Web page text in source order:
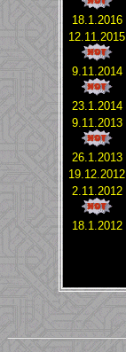
18.1.2016
12.11.2015
9.11.2014
23.1.2014
9.11.2013
26.1.2013
19.12.2012
2.11.2012
18.1.2012